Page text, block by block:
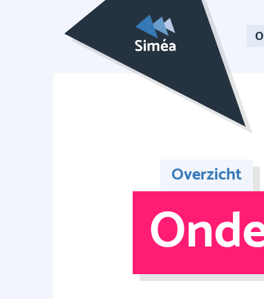
Overzicht